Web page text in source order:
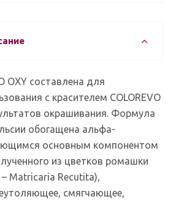
OXY составлена для
с красителем COLOREVO
окрашивания. Формула
обогащена альфа-
основным компонентом
из цветков ромашки
Matricaria Recutita),
смягчающее,